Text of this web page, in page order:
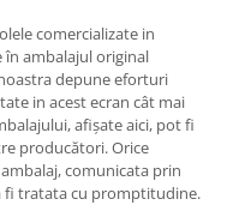
comercializate in
ambalajul original
depune eforturi
in acest ecran cât mai
afișate aici, pot fi
producători. Orice
comunicata prin
fi tratata cu promptitudine.